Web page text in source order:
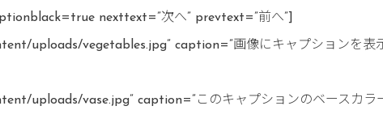
nexttext=”次へ” prevtext=”前へ”]
uploads/vegetables.jpg” caption=”画像にキャプションを表
uploads/vase.jpg” caption=”このキャプションのベースカラ